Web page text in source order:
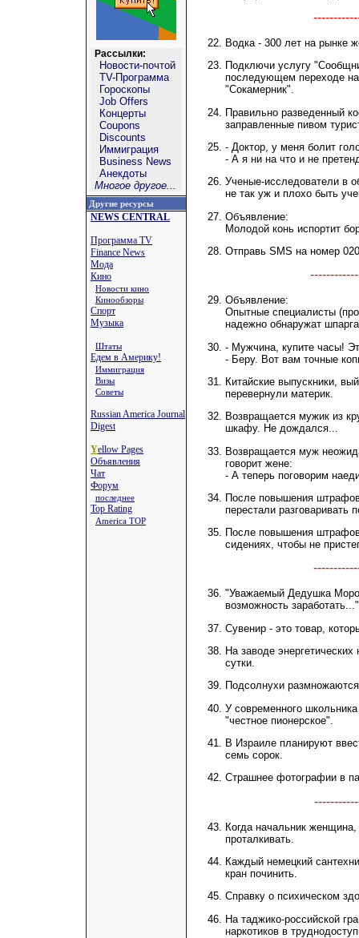
Рассылки:
Новости-почтой
TV-Программа
Гороскопы
Job Offers
Концерты
Coupons
Discounts
Иммиграция
Business News
Анекдоты
Многое другое...
Другие ресурсы
NEWS CENTRAL
Программа TV
Finance News
Мода
Кино
Новости кино
Кинообзоры
Спорт
Музыка
Штаты
Едем в Америку!
Иммиграция
Визы
Советы
Russian America Journal
Digest
Yellow Pages
Объявления
Чат
Форум
последнее
Top Rating
America TOP
Водка - 300 лет на рынке
Подключи услугу
последующем переходе
"Сокамерник".
Правильно разведенный
заправленные пивом
- Доктор, у меня болит
- А я ни на что и не
Ученые-исследователи в
не так уж и плохо быть
Объявление:
Молодой конь испортит
Отправь SМS на номер
Объявление:
Опытные специалисты
надежно обнаружат
- Мужчина, купите часы!
- Беру. Вот вам точные
Китайские выпускники,
перевернули материк.
Возвращается мужик из
шкафу. Не дождался...
Возвращается муж
говорит жене:
- А теперь поговорим
После повышения
перестали
После повышения
сидениях, чтобы не
"Уважаемый Дедушка
возможность заработать..."
Сувенир - это товар,
На заводе
сутки.
Подсолнухи
У современного
"честное пионерское".
В Израиле планируют
семь сорок.
Страшнее фотографии в
Когда начальник
проталкивать.
Каждый немецкий
кран починить.
Справку о психическом
На таджико-российской
наркотиков в